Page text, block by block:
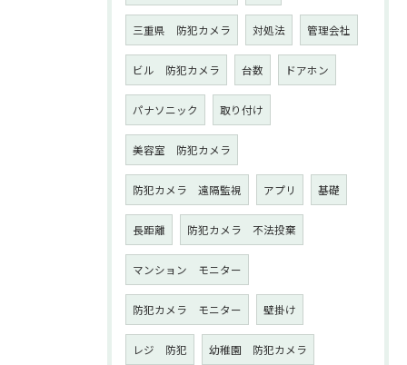
三重県 防犯カメラ 対処法 管理会社
ビル 防犯カメラ 台数 ドアホン
パナソニック 取り付け
美容室 防犯カメラ
防犯カメラ 遠隔監視 アプリ 基礎
長距離 防犯カメラ 不法投棄
マンション モニター
防犯カメラ モニター 壁掛け
レジ 防犯 幼稚園 防犯カメラ